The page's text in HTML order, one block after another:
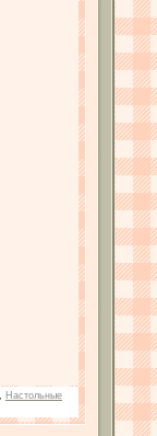
Настольные